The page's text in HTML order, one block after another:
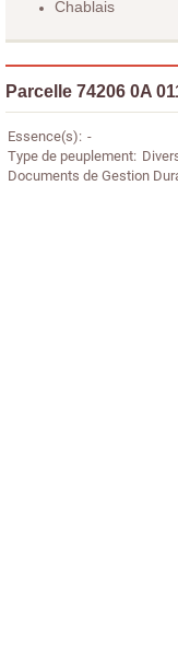
Chablais
Parcelle 74206 0A
Essence(s) -
Type de peuplement
Documents de Gestion